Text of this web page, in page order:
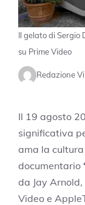
Il gelato di Sergio
su Prime Video
Redazione
Il 19 agosto
significativa
ama la
documentario
da Jay
Video e